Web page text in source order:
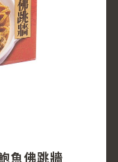
魚佛跳牆